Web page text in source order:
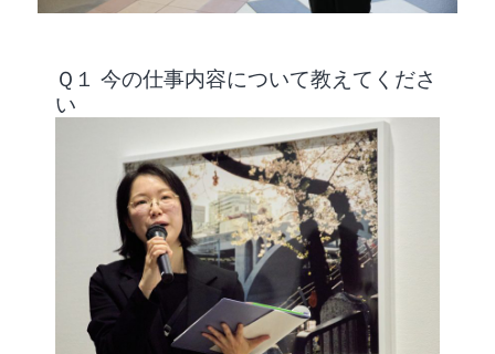
Ｑ１ 今の仕事内容について教えてくださ
い